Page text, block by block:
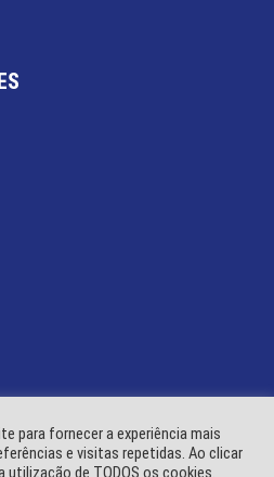
para fornecer a experiência mais
e visitas repetidas. Ao clicar
utilização de TODOS os cookies.